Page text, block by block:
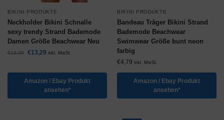
BIKINI PRODUKTE
Neckholder Bikini Schnalle
sexy trendy Strand Bademode
Damen Größe Beachwear Neu
€13,99 €13,29 inkl. MwSt.
Amazon / Ebay Produkt
ansehen*
BIKINI PRODUKTE
Bandeau Träger Bikini Strand
Bademode Beachwear
Swimwear Größe bunt neon
farbig
€4,79 inkl. MwSt.
Amazon / Ebay Produkt
ansehen*